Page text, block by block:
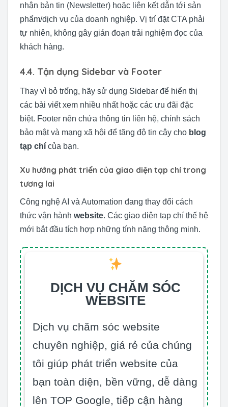
nhận bản tin (Newsletter) hoặc liên kết dẫn tới sản
phẩm/dịch vụ của doanh nghiệp. Vị trí đặt CTA phải
tự nhiên, không gây gián đoạn trải nghiệm đọc của
khách hàng.
4.4. Tận dụng Sidebar và Footer
Thay vì bỏ trống, hãy sử dụng Sidebar để hiển thị
các bài viết xem nhiều nhất hoặc các ưu đãi đặc
biệt. Footer nên chứa thông tin liên hệ, chính sách
bảo mật và mạng xã hội để tăng độ tin cậy cho blog
tạp chí của bạn.
Xu hướng phát triển của giao diện tạp chí trong
tương lai
Công nghệ AI và Automation đang thay đổi cách
thức vận hành website. Các giao diện tạp chí thế hệ
mới bắt đầu tích hợp những tính năng thông minh.
DỊCH VỤ CHĂM SÓC
WEBSITE
Dịch vụ chăm sóc website
chuyên nghiệp, giá rẻ của chúng
tôi giúp phát triển website của
bạn toàn diện, bền vững, dễ dàng
lên TOP Google, tiếp cận hàng